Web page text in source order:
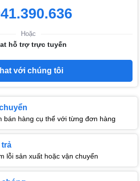
Hoặc
hỗ trợ trực tuyến
với chúng tôi
bán hàng cụ thể với từng đơn hàng
trả
lỗi sản xuất hoặc vận chuyển